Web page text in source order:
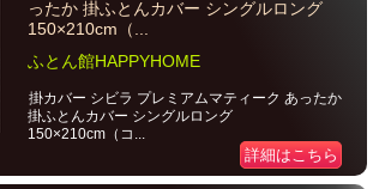
ったか 掛ふとんカバー シングルロング
150×210cm（...
ふとん館HAPPYHOME
掛カバー シビラ プレミアムマティーク あったか
掛ふとんカバー シングルロング
150×210cm（コ...
詳細はこちら